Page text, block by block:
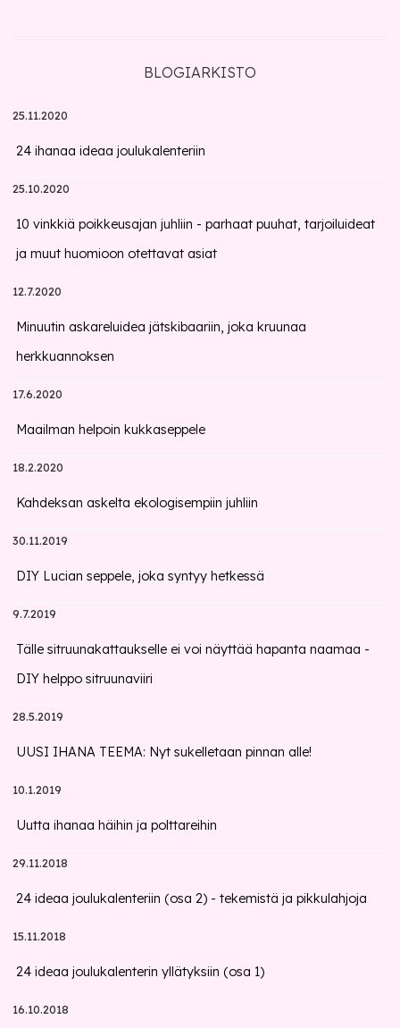
BLOGIARKISTO
25.11.2020
24 ihanaa ideaa joulukalenteriin
25.10.2020
10 vinkkiä poikkeusajan juhliin - parhaat puuhat, tarjoiluideat
ja muut huomioon otettavat asiat
12.7.2020
Minuutin askareluidea jätskibaariin, joka kruunaa
herkkuannoksen
17.6.2020
Maailman helpoin kukkaseppele
18.2.2020
Kahdeksan askelta ekologisempiin juhliin
30.11.2019
DIY Lucian seppele, joka syntyy hetkessä
9.7.2019
Tälle sitruunakattaukselle ei voi näyttää hapanta naamaa -
DIY helppo sitruunaviiri
28.5.2019
UUSI IHANA TEEMA: Nyt sukelletaan pinnan alle!
10.1.2019
Uutta ihanaa häihin ja polttareihin
29.11.2018
24 ideaa joulukalenteriin (osa 2) - tekemistä ja pikkulahjoja
15.11.2018
24 ideaa joulukalenterin yllätyksiin (osa 1)
16.10.2018